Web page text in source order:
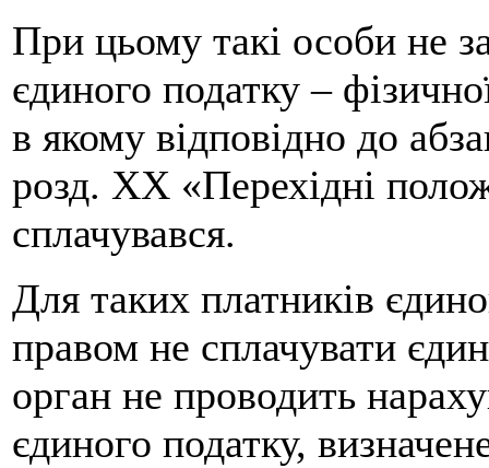
При цьому такі особи не
єдиного податку –
в якому відповідно до
розд. ХХ «Перехідні
сплачувався.
Для таких платників
правом не сплачувати
орган не проводить
єдиного податку,